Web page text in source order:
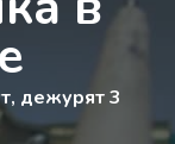
дежурят 3